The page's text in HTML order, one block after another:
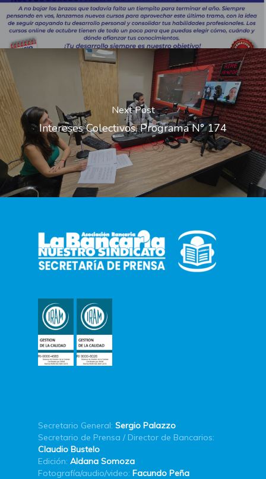
Next Post
Intereses Colectivos. Programa N° 174
Secretario General: Sergio Palazzo
Secretario de Prensa / Director de Bancarios:
Claudio Bustelo
Edición: Aldana Somoza
Fotografía/audio/video: Facundo Peña